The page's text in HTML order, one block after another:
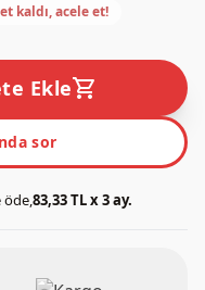
kaldı, acele et!
Ekleshopping_cart
sor
öde,83,33 TL x 3 ay.